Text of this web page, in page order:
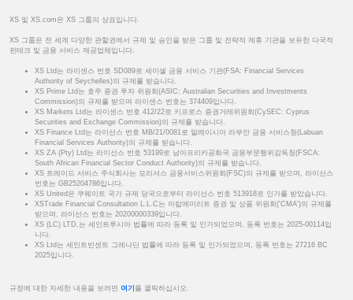
XS 및 XS.com은 XS 그룹의 상표입니다.
XS 그룹은 전 세계 다양한 관할권에서 규제 및 승인을 받은 그룹 및 전략적 제휴 기관을 보유한 다국적
핀테크 및 금융 서비스 제공업체입니다.
XS Ltd는 라이센스 번호 SD089로 세이셸 금융 서비스 기관(FSA: Financial Services
Authority of Seychelles)의 규제를 받습니다.
XS Prime Ltd는 호주 증권 투자 위원회(ASIC: Australian Securities and Investments
Commission)의 규제를 받으며 라이센스 번호는 374409입니다.
XS Markets Ltd는 라이센스 번호 412/22로 키프로스 증권거래위원회(CySEC: Cyprus
Securities and Exchange Commission)의 규제를 받습니다.
XS Finance Ltd는 라이선스 번호 MB/21/0081로 말레이시아 라부안 금융 서비스청(Labuan
Financial Services Authority)의 규제를 받습니다.
XS ZA (Pty) Ltd는 라이선스 번호 53199로 남아프리카공화국 금융부문행위감독청(FSCA:
South African Financial Sector Conduct Authority)의 규제를 받습니다.
XS 트레이드 서비스 주식회사는 모리셔스 금융서비스위원회(FSC)의 규제를 받으며, 라이선스
번호는 GB25204786입니다.
XS United은 쿠웨이트 국가 규제 당국으로부터 라이선스 번호 513918로 인가를 받았습니다.
XSTrade Financial Consultation L.L.C는 아랍에미리트 증권 및 상품 위원회('CMA')의 규제를
받으며, 라이선스 번호는 20200000339입니다.
XS (LC) LTD.는 세인트루시아 법률에 따라 등록 및 인가되었으며, 등록 번호는 2025-00114입
니다.
XS Ltd는 세인트빈센트 그레나딘 법률에 따라 등록 및 인가되었으며, 등록 번호는 27216 BC
2025입니다.
규정에 대한 자세한 내용을 보려면 여기 를 클릭하십시오.